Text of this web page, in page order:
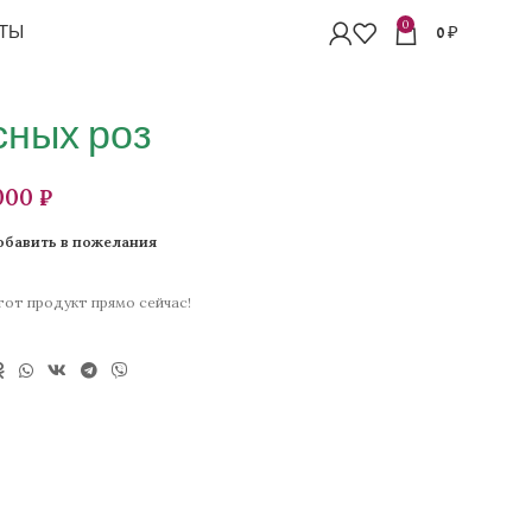
0 0 ₽
роз
₽
в пожелания
продукт прямо сейчас!